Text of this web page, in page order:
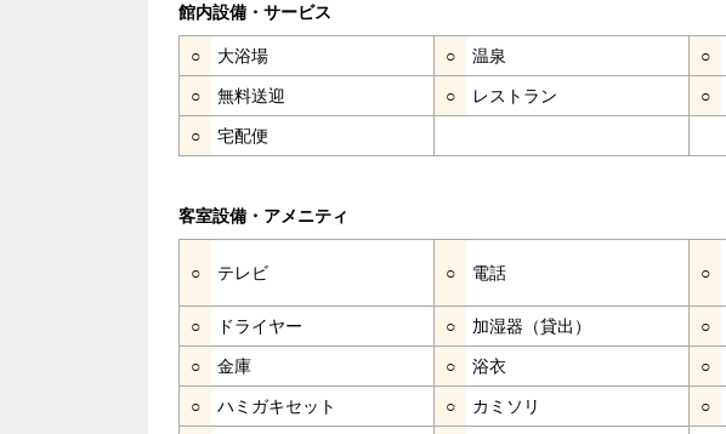
館内設備・サービス
○ 大浴場 ○ 温泉 ○
○ 無料送迎 ○ レストラン ○
○ 宅配便
客室設備・アメニティ
○ テレビ ○ 電話 ○
○ ドライヤー ○ 加湿器（貸出） ○
○ 金庫 ○ 浴衣 ○
○ ハミガキセット ○ カミソリ ○